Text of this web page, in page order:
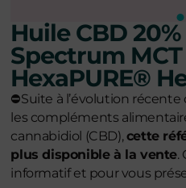
Huile CBD
Spectrum MCT
HexaPURE®
⛔Suite à l’évolution
les compléments
cannabidiol (CBD),cette
plus disponible à la vente.
informatif et pour vous